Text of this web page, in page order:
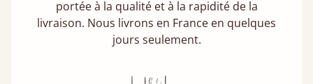
portée à la qualité et à la rapidité de la
livraison. Nous livrons en France en quelques
jours seulement.